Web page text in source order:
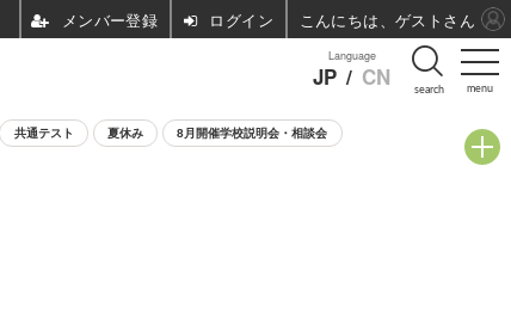
menu
Language
JP / CN search
共通テスト 夏休み 8月開催学校説明会・相談会
ログイン こんにちは、ゲストさん